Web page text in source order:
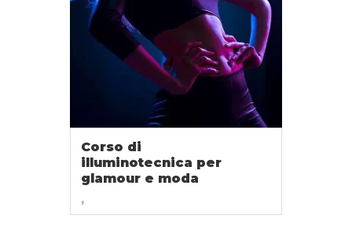
Corso di
illuminotecnica per
glamour e moda
,